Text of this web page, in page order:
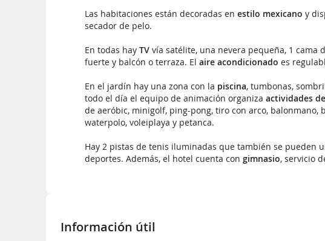
Las habitaciones están decoradas en estilo mexicano y
secador de pelo.
En todas hay TV vía satélite, una nevera pequeña, 1 cama
fuerte y balcón o terraza. El aire acondicionado es
En el jardín hay una zona con la piscina, tumbonas,
todo el día el equipo de animación organiza actividades
de aeróbic, minigolf, ping-pong, tiro con arco, balonmano,
waterpolo, voleiplaya y petanca.
Hay 2 pistas de tenis iluminadas que también se pueden
deportes. Además, el hotel cuenta con gimnasio, servicio
Información útil